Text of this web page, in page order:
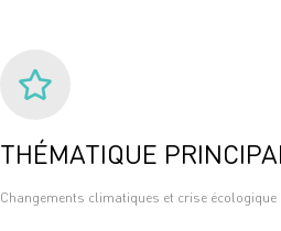
THÉMATIQUE
Changements climatiques et crise écologique